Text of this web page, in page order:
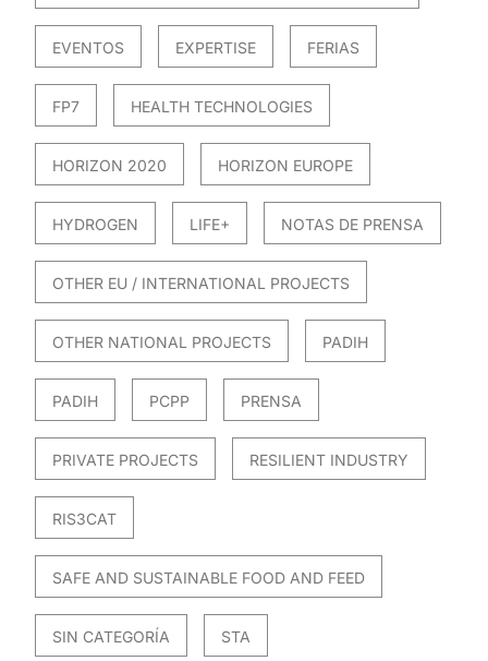
EVENTOS EXPERTISE FERIAS
FP7 HEALTH TECHNOLOGIES
HORIZON 2020 HORIZON EUROPE
HYDROGEN LIFE+ NOTAS DE PRENSA
OTHER EU / INTERNATIONAL PROJECTS
OTHER NATIONAL PROJECTS PADIH
PADIH PCPP PRENSA
PRIVATE PROJECTS RESILIENT INDUSTRY
RIS3CAT
SAFE AND SUSTAINABLE FOOD AND FEED
SIN CATEGORÍA STA